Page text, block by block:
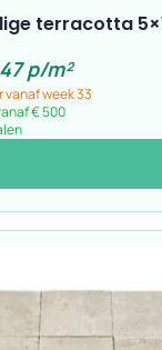
terracotta
p/m²
vanaf week 33
€ 500